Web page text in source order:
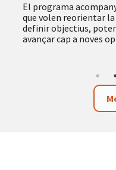
El programa
que volen reorientar
definir objectius,
avançar cap a noves